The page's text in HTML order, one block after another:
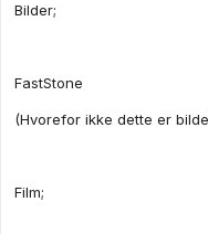
Bilder;
FastStone
(Hvorefor ikke dette er
Film;